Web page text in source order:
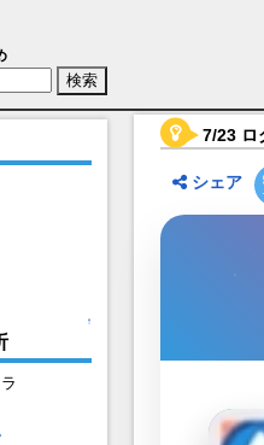
)【ドラガリアロスト】
↑
7/23 ロ
シェア